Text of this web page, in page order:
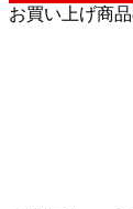
お買い上げ商